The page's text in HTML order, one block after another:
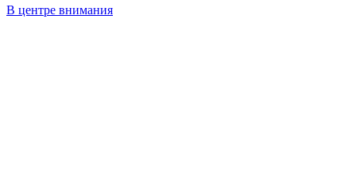
В центре внимания